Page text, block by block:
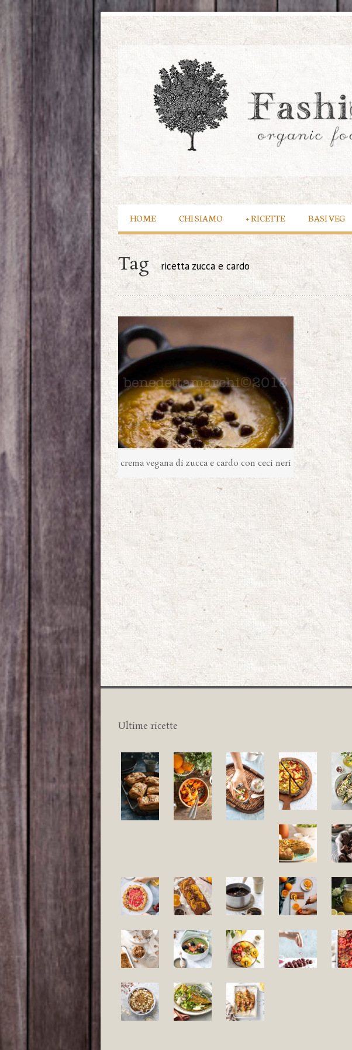
HOME CHI SIAMO RICETTE
+ BASI VEG
Tag ricetta zucca e cardo
crema vegana di zucca e cardo con ceci neri
Ultime ricette